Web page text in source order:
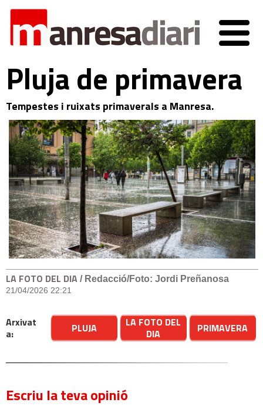
Pluja de primavera
Tempestes i ruixats primaverals a Manresa.
LA FOTO DEL DIA / Redacció/Foto: Jordi Preñanosa
21/04/2026 22:21
Arxivat
a:
PLUJA
LA FOTO DEL
DIA
PRIMAVERA
Escriu la teva opinió